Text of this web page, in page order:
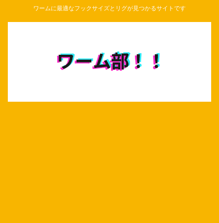
ワームに最適なフックサイズとリグが見つかるサイトです